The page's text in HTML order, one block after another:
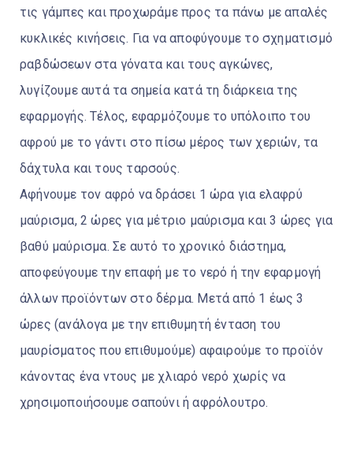
τις γάμπες και προχωράμε προς τα πάνω με απαλές
κυκλικές κινήσεις. Για να αποφύγουμε το σχηματισμό
ραβδώσεων στα γόνατα και τους αγκώνες,
λυγίζουμε αυτά τα σημεία κατά τη διάρκεια της
εφαρμογής. Τέλος, εφαρμόζουμε το υπόλοιπο του
αφρού με το γάντι στο πίσω μέρος των χεριών, τα
δάχτυλα και τους ταρσούς.
Αφήνουμε τον αφρό να δράσει 1 ώρα για ελαφρύ
μαύρισμα, 2 ώρες για μέτριο μαύρισμα και 3 ώρες για
βαθύ μαύρισμα. Σε αυτό το χρονικό διάστημα,
αποφεύγουμε την επαφή με το νερό ή την εφαρμογή
άλλων προϊόντων στο δέρμα. Μετά από 1 έως 3
ώρες (ανάλογα με την επιθυμητή ένταση του
μαυρίσματος που επιθυμούμε) αφαιρούμε το προϊόν
κάνοντας ένα ντους με χλιαρό νερό χωρίς να
χρησιμοποιήσουμε σαπούνι ή αφρόλουτρο.